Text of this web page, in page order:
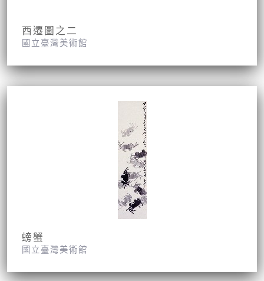
西遷圖之二
國立臺灣美術館
螃蟹
國立臺灣美術館